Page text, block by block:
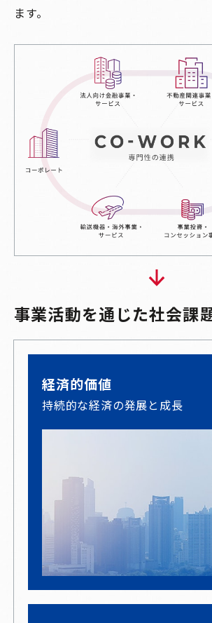
ます。
事業活動を通じた社会課
経済的価値
持続的な経済の発展と成長